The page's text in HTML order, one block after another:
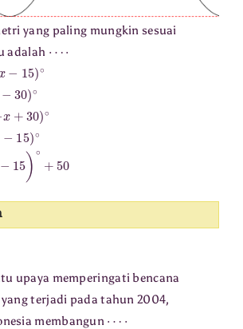
yang paling mungkin sesuai
adalah
)∘
)∘
30 ∘
∘
∘+50
upaya memperingati bencana
terjadi pada tahun 2004,
membangun